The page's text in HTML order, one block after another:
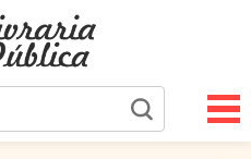
Virtual Gratuita